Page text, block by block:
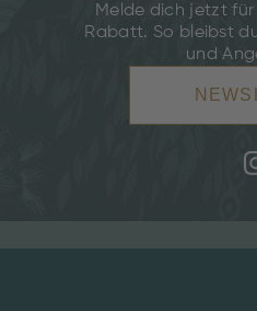
Melde dich jetzt
Rabatt. So bleibst
und